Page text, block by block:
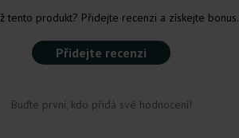
tento produkt? Přidejte recenzi a získejte bonus.
Přidejte recenzi
Buďte první, kdo přidá své hodnocení!